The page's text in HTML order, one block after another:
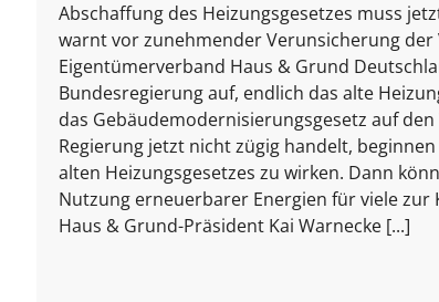
Abschaffung des Heizungsgesetzes muss
warnt vor zunehmender Verunsicherung
Eigentümerverband Haus & Grund
Bundesregierung auf, endlich das alte
das Gebäudemodernisierungsgesetz auf
Regierung jetzt nicht zügig handelt,
alten Heizungsgesetzes zu wirken. Dann
Nutzung erneuerbarer Energien für viele zur
Haus & Grund-Präsident Kai Warnecke [...]